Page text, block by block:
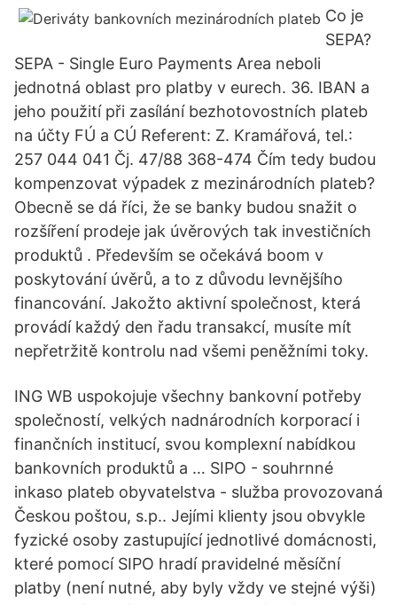
Co je
SEPA?
SEPA - Single Euro Payments Area neboli
jednotná oblast pro platby v eurech. 36. IBAN a
jeho použití při zasílání bezhotovostních plateb
na účty FÚ a CÚ Referent: Z. Kramářová, tel.:
257 044 041 Čj. 47/88 368-474 Čím tedy budou
kompenzovat výpadek z mezinárodních plateb?
Obecně se dá říci, že se banky budou snažit o
rozšíření prodeje jak úvěrových tak investičních
produktů . Především se očekává boom v
poskytování úvěrů, a to z důvodu levnějšího
financování. Jakožto aktivní společnost, která
provádí každý den řadu transakcí, musíte mít
nepřetržitě kontrolu nad všemi peněžními toky.
ING WB uspokojuje všechny bankovní potřeby
společností, velkých nadnárodních korporací i
finančních institucí, svou komplexní nabídkou
bankovních produktů a … SIPO - souhrnné
inkaso plateb obyvatelstva - služba provozovaná
Českou poštou, s.p.. Jejími klienty jsou obvykle
fyzické osoby zastupující jednotlivé domácnosti,
které pomocí SIPO hradí pravidelné měsíční
platby (není nutné, aby byly vždy ve stejné výši)